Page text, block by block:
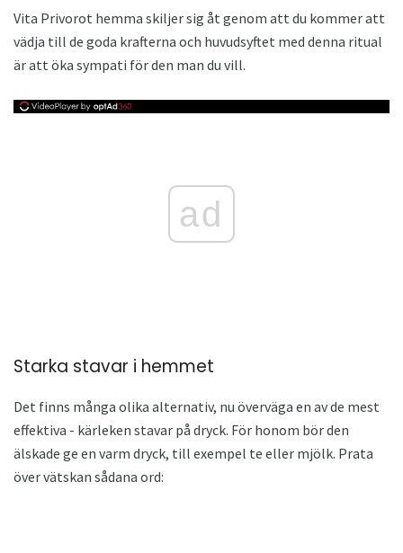
Vita Privorot hemma skiljer sig åt genom att du kommer att
vädja till de goda krafterna och huvudsyftet med denna ritual
är att öka sympati för den man du vill.
ad
Starka stavar i hemmet
Det finns många olika alternativ, nu överväga en av de mest
effektiva - kärleken stavar på dryck. För honom bör den
älskade ge en varm dryck, till exempel te eller mjölk. Prata
över vätskan sådana ord: